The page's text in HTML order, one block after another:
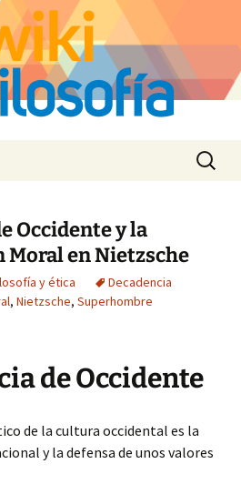
Buscar:
Occidente y la
Moral en Nietzsche
y ética
Decadencia
, Nietzsche, Superhombre
de Occidente
de la cultura occidental es la
y la defensa de unos valores